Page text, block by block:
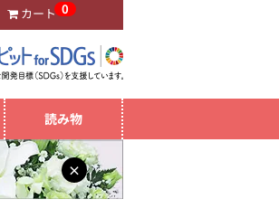
カート 0
読み物
×